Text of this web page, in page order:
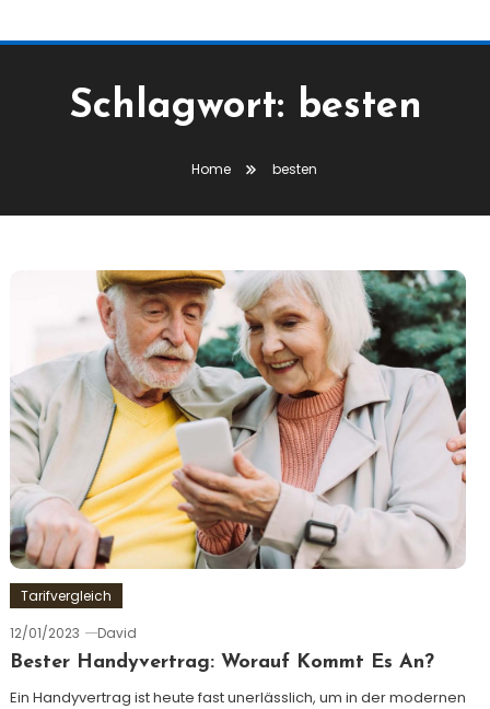
Schlagwort: besten
Home besten
Tarifvergleich
12/01/2023
David
Bester Handyvertrag: Worauf Kommt Es An?
Ein Handyvertrag ist heute fast unerlässlich, um in der modernen